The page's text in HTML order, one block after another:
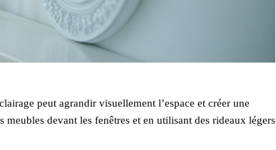
peut agrandir visuellement l’espace et créer une
devant les fenêtres et en utilisant des rideaux légers